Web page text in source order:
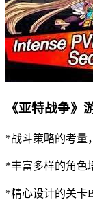
《亚特战争》
*战斗策略的考量
*丰富多样的角色
*精心设计的关卡